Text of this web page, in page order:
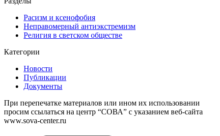
Расизм и ксенофобия
Неправомерный антиэкстремизм
Религия в светском обществе
Категории
Новости
Публикации
Документы
При перепечатке материалов или ином их использовании
просим ссылаться на центр “СОВА” с указанием веб-сайта
www.sova-center.ru